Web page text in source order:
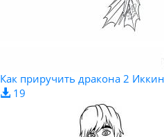
Как приручить дракона 2
19